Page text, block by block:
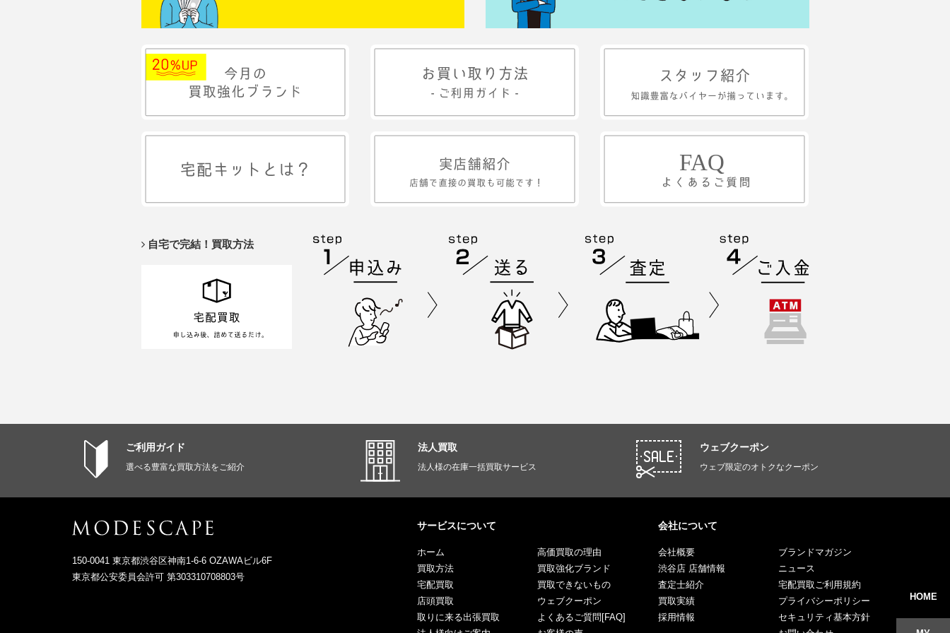
自宅で完結！買取方法
ご利用ガイド
選べる豊富な買取方法をご紹介
法人買取
法人様の在庫一括買取サービス
ウェブクーポン
ウェブ限定のオトクなクーポン
150-0041 東京都渋谷区神南1-6-6 OZAWAビル6F
東京都公安委員会許可 第303310708803号
サービスについて
ホーム
買取方法
宅配買取
店頭買取
取りに来る出張買取
高価買取の理由
買取強化ブランド
買取できないもの
ウェブクーポン
よくあるご質問[FAQ]
会社について
会社概要
渋谷店 店舗情報
査定士紹介
買取実績
採用情報
ブランドマガジン
ニュース
宅配買取ご利用規約
プライバシーポリシー
セキュリティ基本方針
HOME